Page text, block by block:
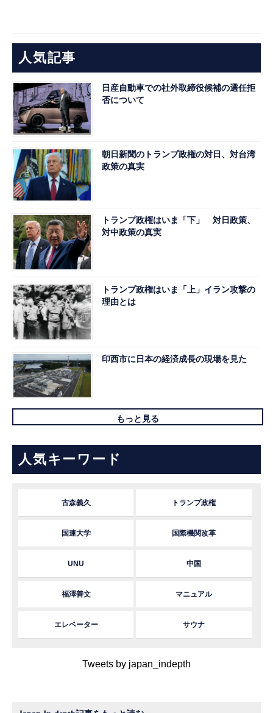
人気記事
日産自動車での社外取締役候補の選任拒
否について
朝日新聞のトランプ政権の対日、対台湾
政策の真実
トランプ政権はいま「下」 対日政策、
対中政策の真実
トランプ政権はいま「上」イラン攻撃の
理由とは
印西市に日本の経済成長の現場を見た
もっと見る
人気キーワード
古森義久 トランプ政権
国連大学 国際機関改革
UNU 中国
福澤善文 マニュアル
エレベーター サウナ
Tweets by japan_indepth